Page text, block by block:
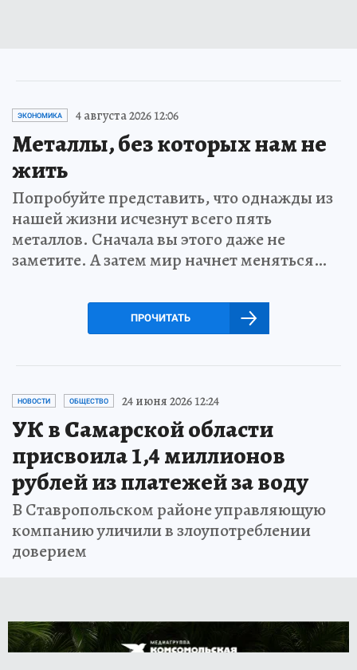
ЭКОНОМИКА 4 августа 2026 12:06
Металлы, без которых нам не
жить
Попробуйте представить, что однажды из
нашей жизни исчезнут всего пять
металлов. Сначала вы этого даже не
заметите. А затем мир начнет меняться…
ПРОЧИТАТЬ
НОВОСТИ ОБЩЕСТВО 24 июня 2026 12:24
УК в Самарской области
присвоила 1,4 миллионов
рублей из платежей за воду
В Ставропольском районе управляющую
компанию уличили в злоупотреблении
доверием